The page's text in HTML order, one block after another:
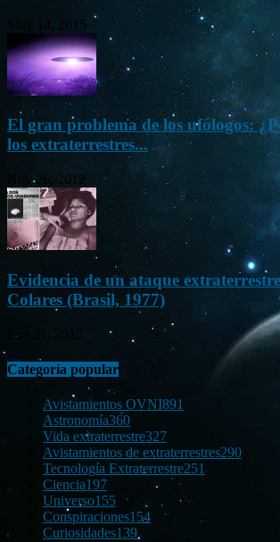
May 14, 2015
El gran problema de los ufólogos:
los extraterrestres...
Nov 26, 2012
Evidencia de un ataque
Colares (Brasil, 1977)
Ene 21, 2012
Categoría popular
Avistamientos OVNI891
Astronomía360
Vida extraterrestre327
Avistamientos de extraterrestres290
Tecnología Extraterrestre251
Ciencia197
Universo155
Conspiraciones154
Curiosidades139